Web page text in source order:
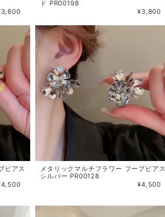
ド PR00198
¥3,800
ピアス
メタリックマルチフラワー フープピアス
シルバー PR00128
¥4,500